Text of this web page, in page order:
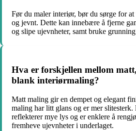
Før du maler interiør, bør du sørge for
og jevnt. Dette kan innebære å fjerne
og slipe ujevnheter, samt bruke
Hva er forskjellen mellom
blank interiørmaling?
Matt maling gir en dempet og elegant
maling har litt glans og er mer
reflekterer mye lys og er enklere å
fremheve ujevnheter i underlaget.